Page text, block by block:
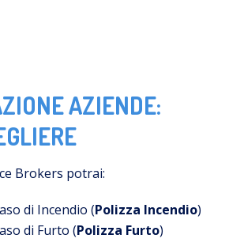
AZIENDE:
Brokers potrai:
di Incendio (Polizza Incendio)
di Furto (Polizza Furto)